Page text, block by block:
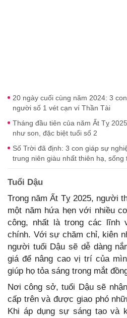
20 ngày cuối cùng năm 2024: 3
người số 1 vét cạn ví Thần Tài
Tháng đầu tiên của năm Ất Tỵ
như son, đặc biệt tuổi số 2
Số Trời đã định: 3 con giáp sự
trung niên giàu nhất thiên hạ, sống
Tuổi Dậu
Trong năm Ất Tỵ 2025, người
một năm hứa hẹn với nhiều
công, nhất là trong các lĩnh
chính. Với sự chăm chỉ, kiên
người tuổi Dậu sẽ dễ dàng
giá để nâng cao vị trí của
giúp họ tỏa sáng trong mắt
Nơi công sở, tuổi Dậu sẽ
cấp trên và được giao phó
Khi áp dụng sự sáng tạo và